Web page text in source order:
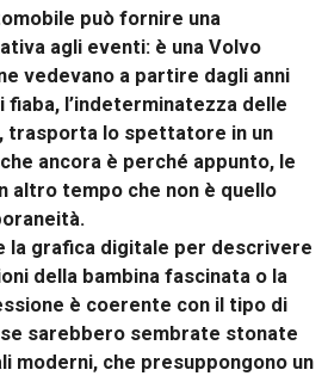
può fornire una
agli eventi: è una Volvo
vedevano a partire dagli anni
fiaba, l’indeterminatezza delle
trasporta lo spettatore in un
ancora è perché appunto, le
altro tempo che non è quello
la grafica digitale per descrivere
della bambina fascinata o la
è coerente con il tipo di
sarebbero sembrate stonate
moderni, che presuppongono un